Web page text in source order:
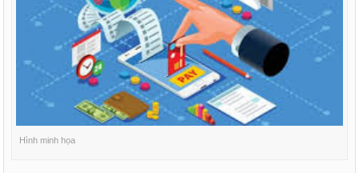
Hình minh họa